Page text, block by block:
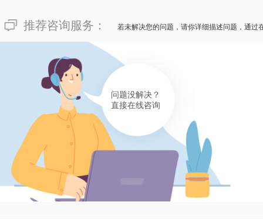
推荐咨询服务： 若未解决您的问题，请你详细描述问题，通过
问题没解决？
直接在线咨询